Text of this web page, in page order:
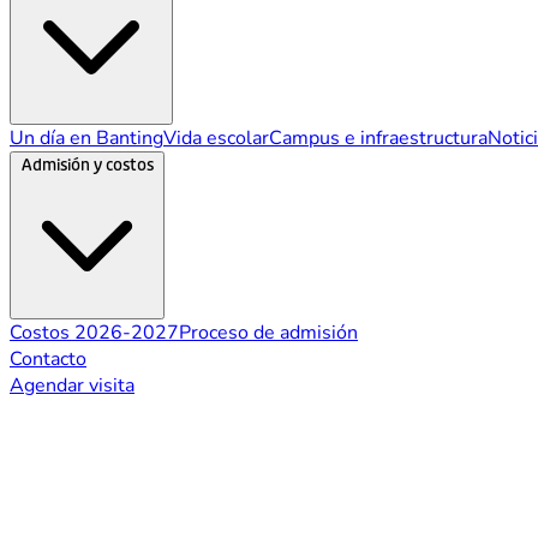
Un día en BantingVida escolarCampus e infraestructura
Admisión y costos
Costos 2026-2027Proceso de admisión
Contacto
Agendar visita